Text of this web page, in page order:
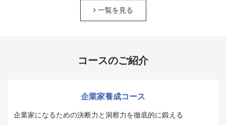
一覧を見る
コースのご紹介
企業家養成コース
企業家になるための決断力と洞察力を徹底的に鍛える